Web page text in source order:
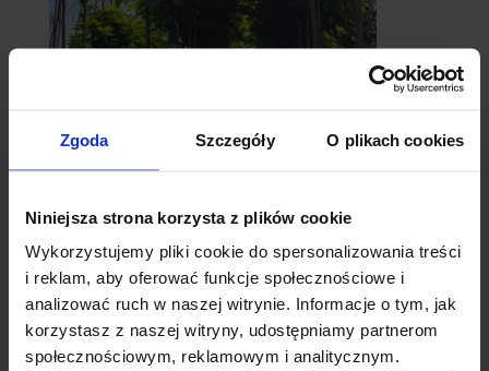
Zgoda Szczegóły O plikach cookies
Niniejsza strona korzysta z plików cookie
Wykorzystujemy pliki cookie do spersonalizowania treści
i reklam, aby oferować funkcje społecznościowe i
analizować ruch w naszej witrynie. Informacje o tym, jak
korzystasz z naszej witryny, udostępniamy partnerom
społecznościowym, reklamowym i analitycznym.
catalpy